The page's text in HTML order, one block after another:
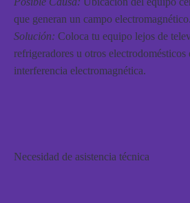
que generan un campo electromagnético.
Solución: Coloca tu equipo lejos de
refrigeradores u otros electrodomésticos
interferencia electromagnética.
Necesidad de asistencia técnica